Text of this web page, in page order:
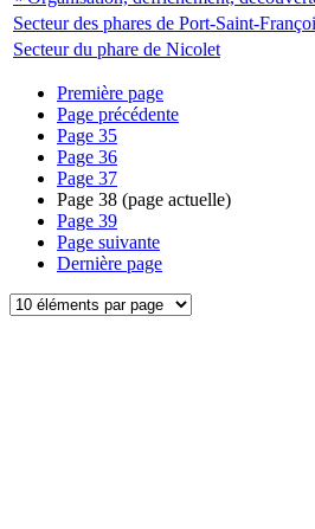
Secteur des phares de Port-Saint-
Secteur du phare de Nicolet
Première page
Page précédente
Page 35
Page 36
Page 37
Page 38 (page actuelle)
Page 39
Page suivante
Dernière page